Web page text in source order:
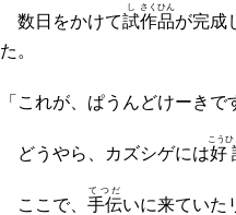
数日をかけて試
し
作品
さくひん
が完成
た。
「これが、ぱうんどけーき
どうやら、カズシゲには好
こうひ
ここで、 手伝
てつだ
いに来ていた